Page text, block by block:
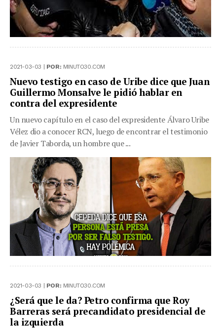
2021-03-03 | POR: MINUTO30.COM
Nuevo testigo en caso de Uribe dice que Juan
Guillermo Monsalve le pidió hablar en
contra del expresidente
Un nuevo capítulo en el caso del expresidente Álvaro Uribe
Vélez dio a conocer RCN, luego de encontrar el testimonio
de Javier Taborda, un hombre que ...
2021-03-03 | POR: MINUTO30.COM
¿Será que le da? Petro confirma que Roy
Barreras será precandidato presidencial de
la izquierda